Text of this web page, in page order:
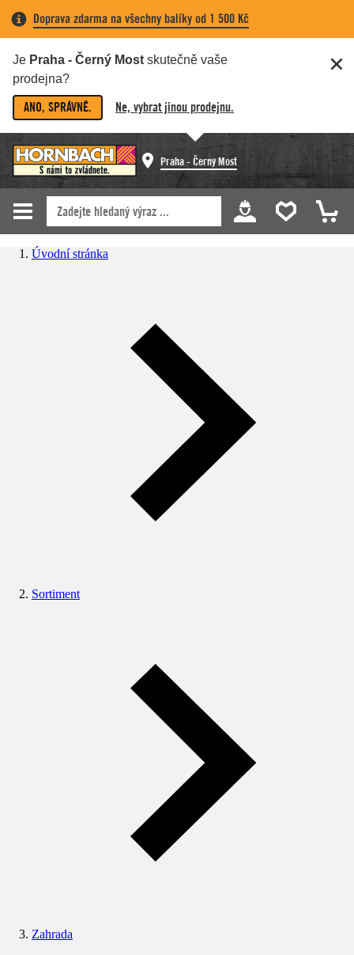
Doprava zdarma na všechny balíky od 1 500 Kč
Je Praha - Černý Most skutečně vaše
prodejna?
ANO, SPRÁVNĚ. Ne, vybrat jinou prodejnu.
Praha - Černý Most
Úvodní stránka
Sortiment
Zahrada